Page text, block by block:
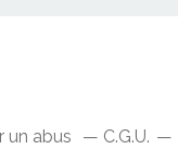
un abus C.G.U.